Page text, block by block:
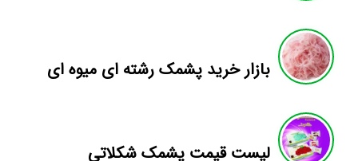
بازار خرید پشمک رشته ای میوه ای
لیست قیمت پشمک شکلاتی